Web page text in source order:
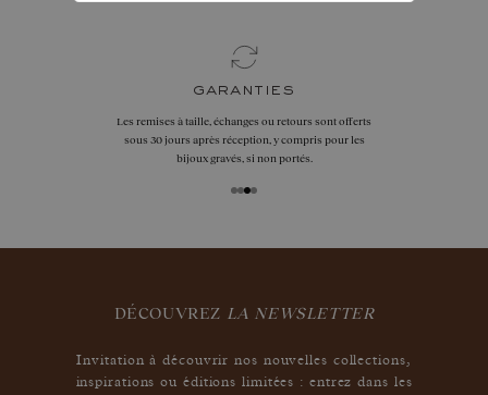
garanties
Les remises à taille, échanges ou retours sont offerts
sous 30 jours après réception, y compris pour les
bijoux gravés, si non portés.
DÉCOUVREZ LA NEWSLETTER
Invitation à découvrir nos nouvelles collections,
inspirations ou éditions limitées : entrez dans les